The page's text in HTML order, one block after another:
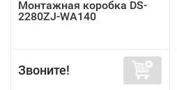
Монтажная коробка DS-
2280ZJ-WA140
Звоните!